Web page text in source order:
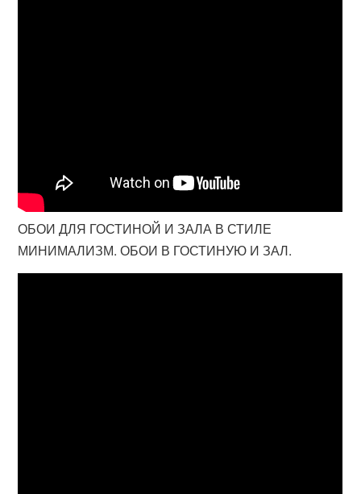
ОБОИ ДЛЯ ГОСТИНОЙ И ЗАЛА В СТИЛЕ
МИНИМАЛИЗМ. ОБОИ В ГОСТИНУЮ И ЗАЛ.